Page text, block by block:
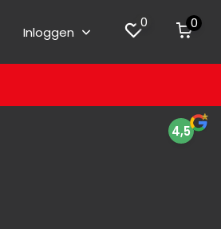
Inloggen
0 0
4,5